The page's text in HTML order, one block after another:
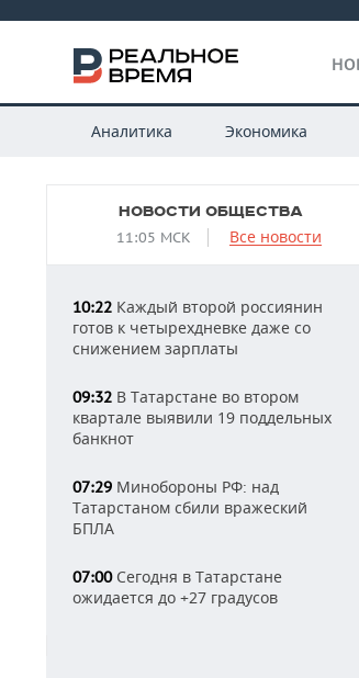
Аналитика Экономика
НОВОСТИ ОБЩЕСТВА
11:05 МСК Все новости
10:22 Каждый второй россиянин
готов к четырехдневке даже со
снижением зарплаты
09:32 В Татарстане во втором
квартале выявили 19 поддельных
банкнот
07:29 Минобороны РФ: над
Татарстаном сбили вражеский
БПЛА
07:00Сегодня в Татарстане
ожидается до +27 градусов